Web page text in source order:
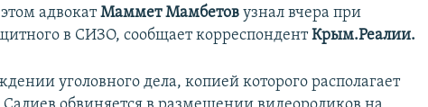
адвокатМаммет Мамбетовузнал вчера при
в СИЗО, сообщает корреспондентКрым.Реалии.
уголовного дела, копией которого располагает